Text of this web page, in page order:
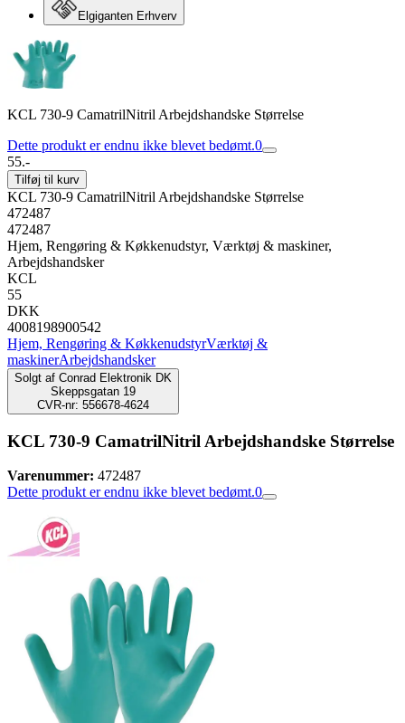
Elgiganten Erhverv
KCL 730-9 CamatrilNitril Arbejdshandske Størrelse
Dette produkt er endnu ikke blevet bedømt.0
55.-
Tilføj til kurv
KCL 730-9 CamatrilNitril Arbejdshandske Størrelse
472487
472487
Hjem, Rengøring & Køkkenudstyr, Værktøj & maskiner,
Arbejdshandsker
KCL
55
DKK
4008198900542
Hjem, Rengøring & KøkkenudstyrVærktøj &
maskinerArbejdshandsker
Solgt af Conrad Elektronik DK
Skeppsgatan 19
CVR-nr: 556678-4624
KCL 730-9 CamatrilNitril Arbejdshandske Størrelse
Varenummer: 472487
Dette produkt er endnu ikke blevet bedømt.0